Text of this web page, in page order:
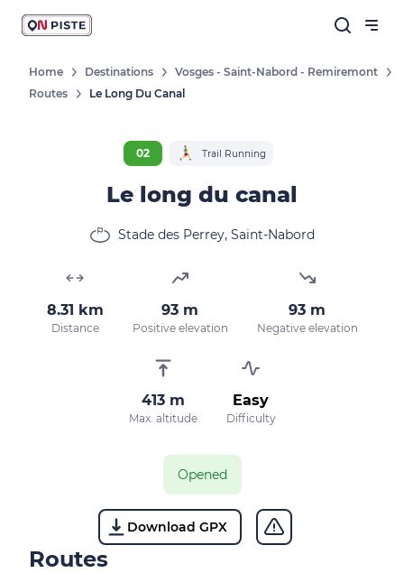
Home Destinations
Vosges - Saint-Nabord - Remiremont
Routes
Le Long Du Canal
02 Trail Running
Le long du canal
Stade des Perrey, Saint-Nabord
8.31 km
Distance
93 m
Positive elevation
93 m
Negative elevation
413 m
Max. altitude
Easy
Difficulty
Opened
Download GPX
Routes